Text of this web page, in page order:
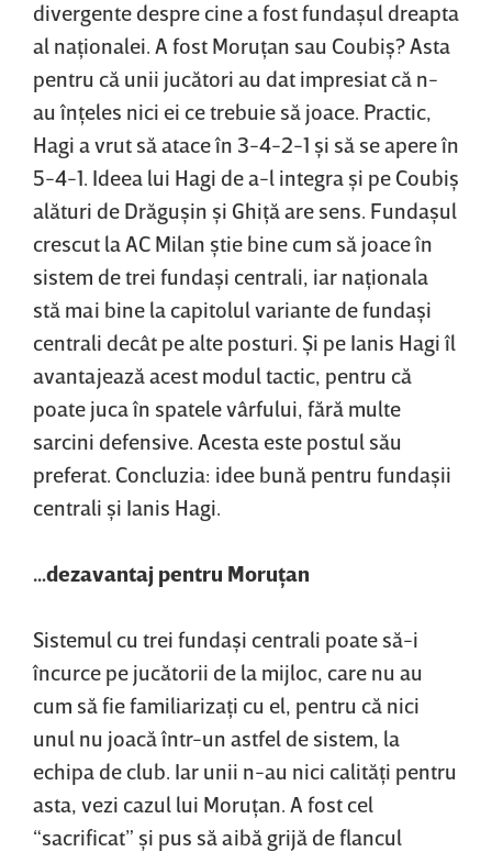
divergente despre cine a fost fundaşul dreapta
al naţionalei. A fost Moruţan sau Coubiş? Asta
pentru că unii jucători au dat impresiat că n-
au înţeles nici ei ce trebuie să joace. Practic,
Hagi a vrut să atace în 3-4-2-1 şi să se apere în
5-4-1. Ideea lui Hagi de a-l integra şi pe Coubiş
alături de Drăguşin şi Ghiţă are sens. Fundaşul
crescut la AC Milan ştie bine cum să joace în
sistem de trei fundaşi centrali, iar naţionala
stă mai bine la capitolul variante de fundaşi
centrali decât pe alte posturi. Şi pe Ianis Hagi îl
avantajează acest modul tactic, pentru că
poate juca în spatele vârfului, fără multe
sarcini defensive. Acesta este postul său
preferat. Concluzia: idee bună pentru fundaşii
centrali şi Ianis Hagi.
…dezavantaj pentru Moruţan
Sistemul cu trei fundaşi centrali poate să-i
încurce pe jucătorii de la mijloc, care nu au
cum să fie familiarizaţi cu el, pentru că nici
unul nu joacă într-un astfel de sistem, la
echipa de club. Iar unii n-au nici calităţi pentru
asta, vezi cazul lui Moruţan. A fost cel
“sacrificat” şi pus să aibă grijă de flancul